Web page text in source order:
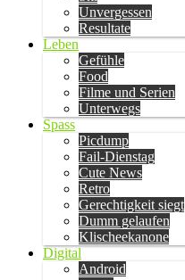
Unvergessen
Resultate
Leben
Gefühle
Food
Filme und Serien
Unterwegs
Spass
Picdump
Fail-Dienstag
Cute News
Retro
Gerechtigkeit siegt
Dumm gelaufen
Klischeekanone
Digital
Android